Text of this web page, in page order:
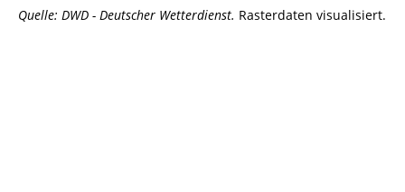
Quelle: DWD - Deutscher Wetterdienst. Rasterdaten visualisiert.